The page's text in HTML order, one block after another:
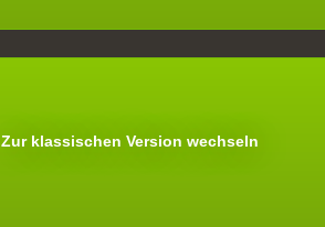
Zur klassischen Version wechseln